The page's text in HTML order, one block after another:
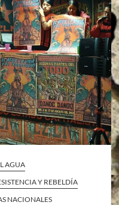
AGUA
Y REBELDÍA
NACIONALES